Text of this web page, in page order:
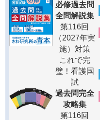
必修過去問
全問解説集
第116回
（2027年実
施）対策
これで完
璧！看護国
試
過去問完全
攻略集
第116回